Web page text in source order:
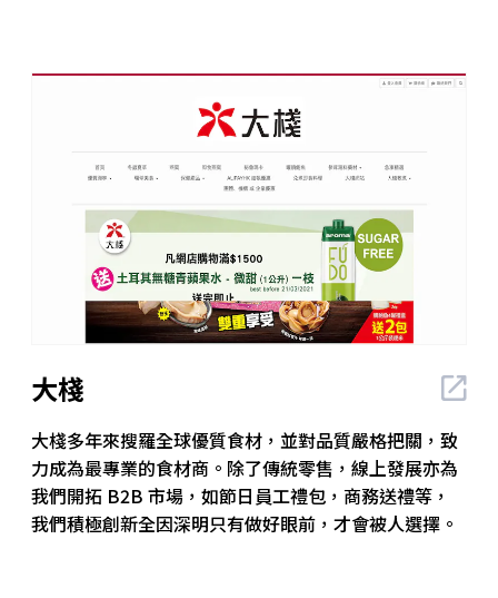
大棧
大棧多年來搜羅全球優質食材，並對品質嚴格把關，致
力成為最專業的食材商。除了傳統零售，線上發展亦為
我們開拓 B2B 市場，如節日員工禮包，商務送禮等，
我們積極創新全因深明只有做好眼前，才會被人選擇。